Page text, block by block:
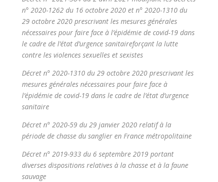
n° 2020-1262 du 16 octobre 2020 et n° 2020-1310 du
29 octobre 2020 prescrivant les mesures générales
nécessaires pour faire face à l’épidémie de covid-19 dans
le cadre de l’état d’urgence sanitaireforçant la lutte
contre les violences sexuelles et sexistes
Décret n° 2020-1310 du 29 octobre 2020 prescrivant les
mesures générales nécessaires pour faire face à
l’épidémie de covid-19 dans le cadre de l’état d’urgence
sanitaire
Décret n° 2020-59 du 29 janvier 2020 relatif à la
période de chasse du sanglier en France métropolitaine
Décret n° 2019-933 du 6 septembre 2019 portant
diverses dispositions relatives à la chasse et à la faune
sauvage